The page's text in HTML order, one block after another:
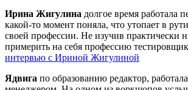
Ирина Жигулина долгое время работала
какой-то момент поняла, что утопает в
своей профессии. Не изучив практически
примерить на себя профессию
интервью с Ириной Жигулиной
Ядвига по образованию редактор,